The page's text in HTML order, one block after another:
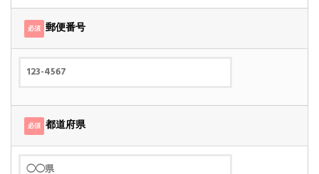
必須 郵便番号
必須 都道府県